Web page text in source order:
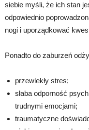
siebie myśli, że ich stan
odpowiednio
nogi i uporządkować
Ponadto do zaburzeń
przewlekły stres;
słaba odporność
trudnymi emocjami;
traumatyczne